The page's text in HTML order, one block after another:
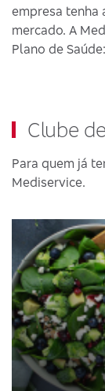
empresa tenha
mercado. A
Plano de
Clube
Para quem já
Mediservice.